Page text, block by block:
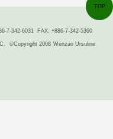
7-342-6031 FAX: +886-7-342-5360
©Copyright 2008 Wenzao Ursuline
TOP